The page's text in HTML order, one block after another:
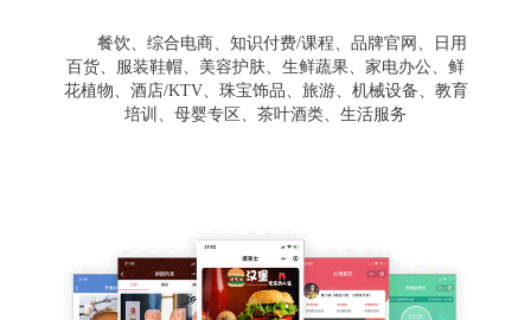
餐饮、综合电商、知识付费/课程、品牌官网、日用
百货、服装鞋帽、美容护肤、生鲜蔬果、家电办公、鲜
花植物、酒店/KTV、珠宝饰品、旅游、机械设备、教育
培训、母婴专区、茶叶酒类、生活服务